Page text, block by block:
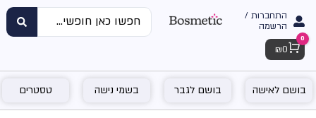
התחברות /
הרשמה
Cart
0
₪ 0
בושם לאישה בושם לגבר בשמי נישה טסטרים